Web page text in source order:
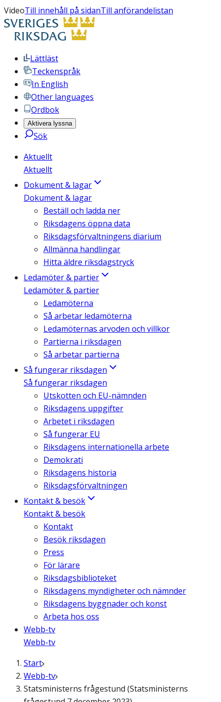
VideoTill innehåll på sidanTill anförandelistan
Lättläst
Teckenspråk
In English
Other languages
Ordbok
Aktivera lyssna
Sök
Aktuellt
Aktuellt
Dokument & lagar
Dokument & lagar
Beställ och ladda ner
Riksdagens öppna data
Riksdagsförvaltningens diarium
Allmänna handlingar
Hitta äldre riksdagstryck
Ledamöter & partier
Ledamöter & partier
Ledamöterna
Så arbetar ledamöterna
Ledamöternas arvoden och villkor
Partierna i riksdagen
Så arbetar partierna
Så fungerar riksdagen
Så fungerar riksdagen
Utskotten och EU-nämnden
Riksdagens uppgifter
Arbetet i riksdagen
Så fungerar EU
Riksdagens internationella arbete
Demokrati
Riksdagens historia
Riksdagsförvaltningen
Kontakt & besök
Kontakt & besök
Kontakt
Besök riksdagen
Press
För lärare
Riksdagsbiblioteket
Riksdagens myndigheter och nämnder
Riksdagens byggnader och konst
Arbeta hos oss
Webb-tv
Webb-tv
Start
Webb-tv
Statsministerns frågestund (Statsministerns